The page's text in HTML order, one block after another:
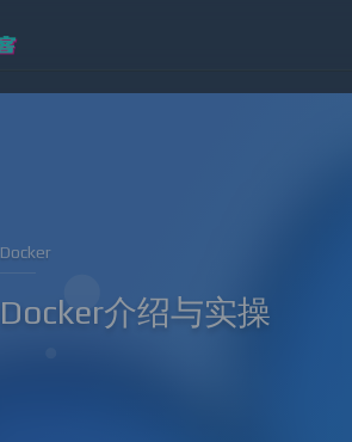
Docker
Docker介绍与实操